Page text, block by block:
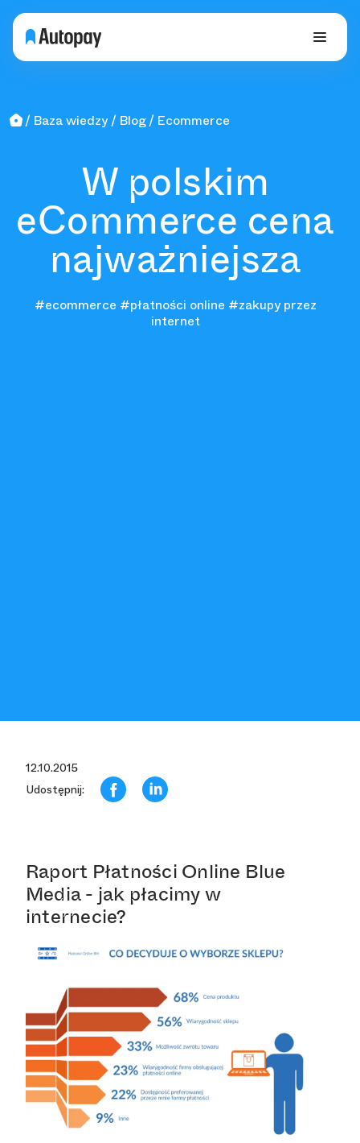
Baza wiedzy Blog Ecommerce
W polskim
eCommerce cena
najważniejsza
#ecommerce #płatności online #zakupy przez
internet
12.10.2015
Udostępnij:
Raport Płatności Online Blue
Media - jak płacimy w
internecie?